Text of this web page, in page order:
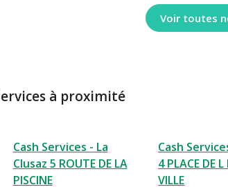
Voir toutes
à proximité
Cash Services - La
Clusaz 5 ROUTE DE LA
PISCINE
Cash
4 PLACE DE
VILLE